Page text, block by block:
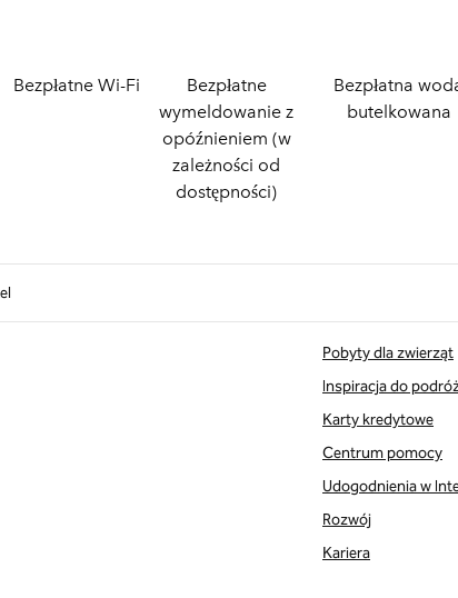
Bezpłatne Wi-Fi
Bezpłatne
wymeldowanie z
opóźnieniem (w
zależności od
dostępności)
Bezpłatna
butelkowana
Pobyty dla zwierząt
Inspiracja do
Karty kredytowe
Centrum pomocy
Udogodnienia w
Rozwój
Kariera